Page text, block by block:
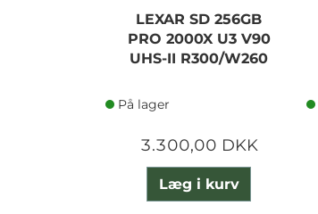
LEXAR SD 256GB
PRO 2000X U3 V90
UHS-II R300/W260
På lager
3.300,00 DKK
Læg i kurv